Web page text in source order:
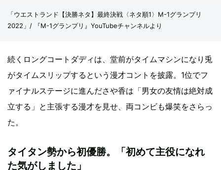
「ウエストランド【決勝ネタ】最終決戦〈ネタ順1〉M-1グランプリ
2022」/ 『M-1グランプリ』YouTubeチャンネルより
続くロングコートダディは、堂前がタイムマシンになり兎
がタイムスリップするという漫才コントを披露。1位でフ
ァイナルステージに進んださや香は「男女の友情は絶対成
立する」と主張する漫才を見せ、両コンビも爆笑をさらっ
た。
タイタン勢から初優勝。「初めて主役になれ
た気がしました」